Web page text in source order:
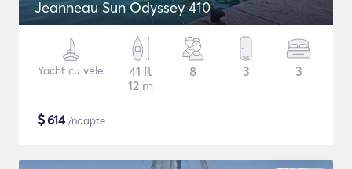
Jeanneau Sun Odyssey 410
Yacht cu vele
41 ft
12 m
8 3 3
$614/noapte